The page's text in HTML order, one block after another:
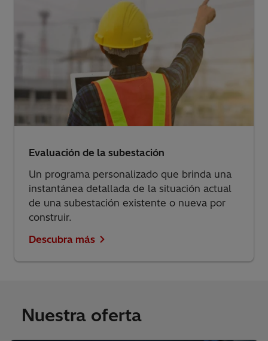
Evaluación de la subestación
Un programa personalizado que brinda una
instantánea detallada de la situación actual
de una subestación existente o nueva por
construir.
Descubra más
Nuestra oferta